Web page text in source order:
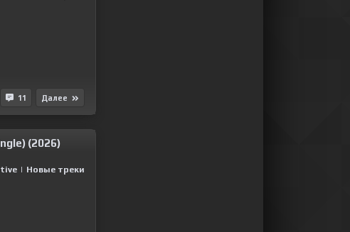
11 Далее
(2026)
| Новые треки